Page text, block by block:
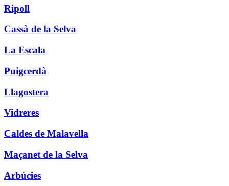
Ripoll
Cassà de la Selva
La Escala
Puigcerdà
Llagostera
Vidreres
Caldes de Malavella
Maçanet de la Selva
Arbúcies